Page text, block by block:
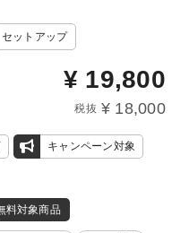
セットアップ
¥ 19,800
税抜 ¥ 18,000
キャンペーン対象
料対象商品